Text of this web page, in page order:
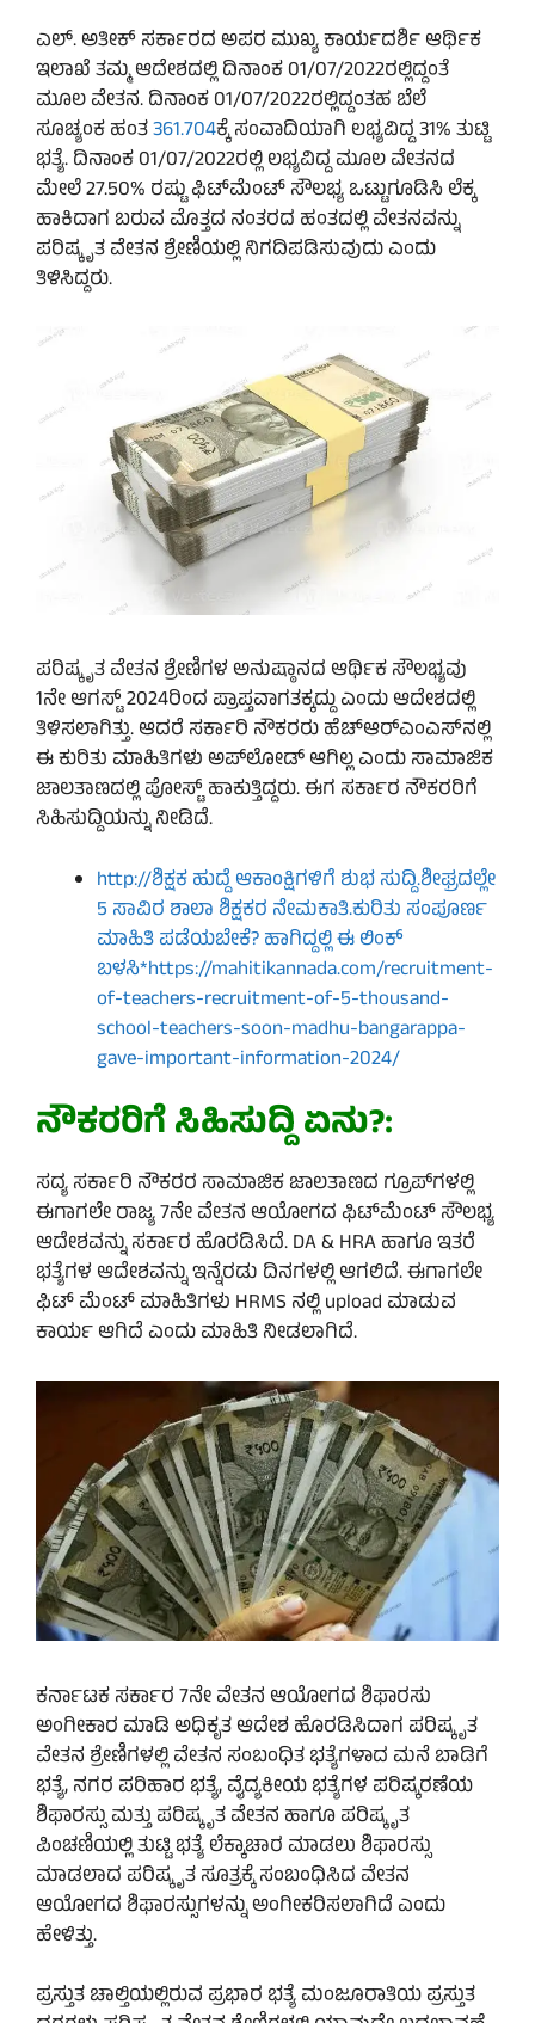
ಎಲ್. ಅತೀಕ್ ಸರ್ಕಾರದ ಅಪರ ಮುಖ್ಯ ಕಾರ್ಯದರ್ಶಿ ಆರ್ಥಿಕ
ಇಲಾಖೆ ತಮ್ಮ ಆದೇಶದಲ್ಲಿ ದಿನಾಂಕ 01/07/2022ರಲ್ಲಿದ್ದಂತೆ
ಮೂಲ ವೇತನ. ದಿನಾಂಕ 01/07/2022ರಲ್ಲಿದ್ದಂತಹ ಬೆಲೆ
ಸೂಚ್ಯಂಕ ಹಂತ361.704ಕ್ಕೆ ಸಂವಾದಿಯಾಗಿ ಲಭ್ಯವಿದ್ದ 31% ತುಟ್ಟಿ
ಭತ್ಯೆ. ದಿನಾಂಕ 01/07/2022ರಲ್ಲಿ ಲಭ್ಯವಿದ್ದ ಮೂಲ ವೇತನದ
ಮೇಲೆ 27.50% ರಷ್ಟು ಫಿಟ್‌ಮೆಂಟ್‌ ಸೌಲಭ್ಯ ಒಟ್ಟುಗೂಡಿಸಿ ಲೆಕ್ಕ
ಹಾಕಿದಾಗ ಬರುವ ಮೊತ್ತದ ನಂತರದ ಹಂತದಲ್ಲಿ ವೇತನವನ್ನು
ಪರಿಷ್ಕೃತ ವೇತನ ಶ್ರೇಣಿಯಲ್ಲಿ ನಿಗದಿಪಡಿಸುವುದು ಎಂದು
ತಿಳಿಸಿದ್ದರು.
ಪರಿಷ್ಕೃತ ವೇತನ ಶ್ರೇಣಿಗಳ ಅನುಷ್ಠಾನದ ಆರ್ಥಿಕ ಸೌಲಭ್ಯವು
1ನೇ ಆಗಸ್ಟ್ 2024ರಿಂದ ಪ್ರಾಪ್ತವಾಗತಕ್ಕದ್ದು ಎಂದು ಆದೇಶದಲ್ಲಿ
ತಿಳಿಸಲಾಗಿತ್ತು. ಆದರೆ ಸರ್ಕಾರಿ ನೌಕರರು ಹೆಚ್‌ಆರ್‌ಎಂಎಸ್‌ನಲ್ಲಿ
ಈ ಕುರಿತು ಮಾಹಿತಿಗಳು ಅಪ್‌ಲೋಡ್ ಆಗಿಲ್ಲ ಎಂದು ಸಾಮಾಜಿಕ
ಜಾಲತಾಣದಲ್ಲಿ ಪೋಸ್ಟ್ ಹಾಕುತ್ತಿದ್ದರು. ಈಗ ಸರ್ಕಾರ ನೌಕರರಿಗೆ
ಸಿಹಿಸುದ್ದಿಯನ್ನು ನೀಡಿದೆ.
http://ಶಿಕ್ಷಕ ಹುದ್ದೆ ಆಕಾಂಕ್ಷಿಗಳಿಗೆ ಶುಭ ಸುದ್ದಿ.ಶೀಘ್ರದಲ್ಲೇ
5 ಸಾವಿರ ಶಾಲಾ ಶಿಕ್ಷಕರ ನೇಮಕಾತಿ.ಕುರಿತು ಸಂಪೂರ್ಣ
ಮಾಹಿತಿ ಪಡೆಯಬೇಕೆ? ಹಾಗಿದ್ದಲ್ಲಿ ಈ ಲಿಂಕ್
ಬಳಸಿ*https://mahitikannada.com/recruitment-
of-teachers-recruitment-of-5-thousand-
school-teachers-soon-madhu-bangarappa-
gave-important-information-2024/
ನೌಕರರಿಗೆ ಸಿಹಿಸುದ್ದಿ ಏನು?:
ಸದ್ಯ ಸರ್ಕಾರಿ ನೌಕರರ ಸಾಮಾಜಿಕ ಜಾಲತಾಣದ ಗ್ರೂಪ್‌ಗಳಲ್ಲಿ
ಈಗಾಗಲೇ ರಾಜ್ಯ 7ನೇ ವೇತನ ಆಯೋಗದ ಫಿಟ್‌ಮೆಂಟ್‌ ಸೌಲಭ್ಯ
ಆದೇಶವನ್ನು ಸರ್ಕಾರ ಹೊರಡಿಸಿದೆ. DA & HRA ಹಾಗೂ ಇತರೆ
ಭತ್ಯೆಗಳ ಆದೇಶವನ್ನು ಇನ್ನೆರಡು ದಿನಗಳಲ್ಲಿ ಆಗಲಿದೆ. ಈಗಾಗಲೇ
ಫಿಟ್ ಮೆಂಟ್ ಮಾಹಿತಿಗಳು HRMS ನಲ್ಲಿ upload ಮಾಡುವ
ಕಾರ್ಯ ಆಗಿದೆ ಎಂದು ಮಾಹಿತಿ ನೀಡಲಾಗಿದೆ.
ಕರ್ನಾಟಕ ಸರ್ಕಾರ 7ನೇ ವೇತನ ಆಯೋಗದ ಶಿಫಾರಸು
ಅಂಗೀಕಾರ ಮಾಡಿ ಅಧಿಕೃತ ಆದೇಶ ಹೊರಡಿಸಿದಾಗ ಪರಿಷ್ಕೃತ
ವೇತನ ಶ್ರೇಣಿಗಳಲ್ಲಿ ವೇತನ ಸಂಬಂಧಿತ ಭತ್ಯೆಗಳಾದ ಮನೆ ಬಾಡಿಗೆ
ಭತ್ಯೆ, ನಗರ ಪರಿಹಾರ ಭತ್ಯೆ, ವೈದ್ಯಕೀಯ ಭತ್ಯೆಗಳ ಪರಿಷ್ಕರಣೆಯ
ಶಿಫಾರಸ್ಸು ಮತ್ತು ಪರಿಷ್ಕೃತ ವೇತನ ಹಾಗೂ ಪರಿಷ್ಕೃತ
ಪಿಂಚಣಿಯಲ್ಲಿ ತುಟ್ಟಿ ಭತ್ಯೆ ಲೆಕ್ಕಾಚಾರ ಮಾಡಲು ಶಿಫಾರಸ್ಸು
ಮಾಡಲಾದ ಪರಿಷ್ಕೃತ ಸೂತ್ರಕ್ಕೆ ಸಂಬಂಧಿಸಿದ ವೇತನ
ಆಯೋಗದ ಶಿಫಾರಸ್ಸುಗಳನ್ನು ಅಂಗೀಕರಿಸಲಾಗಿದೆ ಎಂದು
ಹೇಳಿತ್ತು.
ಪ್ರಸ್ತುತ ಚಾಲ್ತಿಯಲ್ಲಿರುವ ಪ್ರಭಾರ ಭತ್ಯೆ ಮಂಜೂರಾತಿಯ ಪ್ರಸ್ತುತ